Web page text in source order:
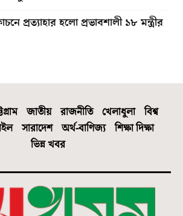
প্রত্যাহার হলো প্রভাবশালী ১৮ মন্ত্রীর
জাতীয় রাজনীতি খেলাধুলা
বিশ্ব
সারাদেশ অর্থ-বাণিজ্য
শিক্ষা দিক্ষা
ভিন্ন খবর